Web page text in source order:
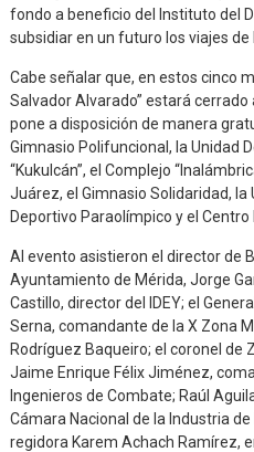
fondo a beneficio del Instituto del
subsidiar en un futuro los viajes
Cabe señalar que, en estos cinco
Salvador Alvarado” estará cerrado
pone a disposición de manera
Gimnasio Polifuncional, la Unidad
“Kukulcán”, el Complejo
Juárez, el Gimnasio Solidaridad, la
Deportivo Paraolímpico y el Centro
Al evento asistieron el director de
Ayuntamiento de Mérida, Jorge
Castillo, director del IDEY; el
Serna, comandante de la X Zona
Rodríguez Baqueiro; el coronel de
Jaime Enrique Félix Jiménez,
Ingenieros de Combate; Raúl
Cámara Nacional de la Industria
regidora Karem Achach Ramírez,